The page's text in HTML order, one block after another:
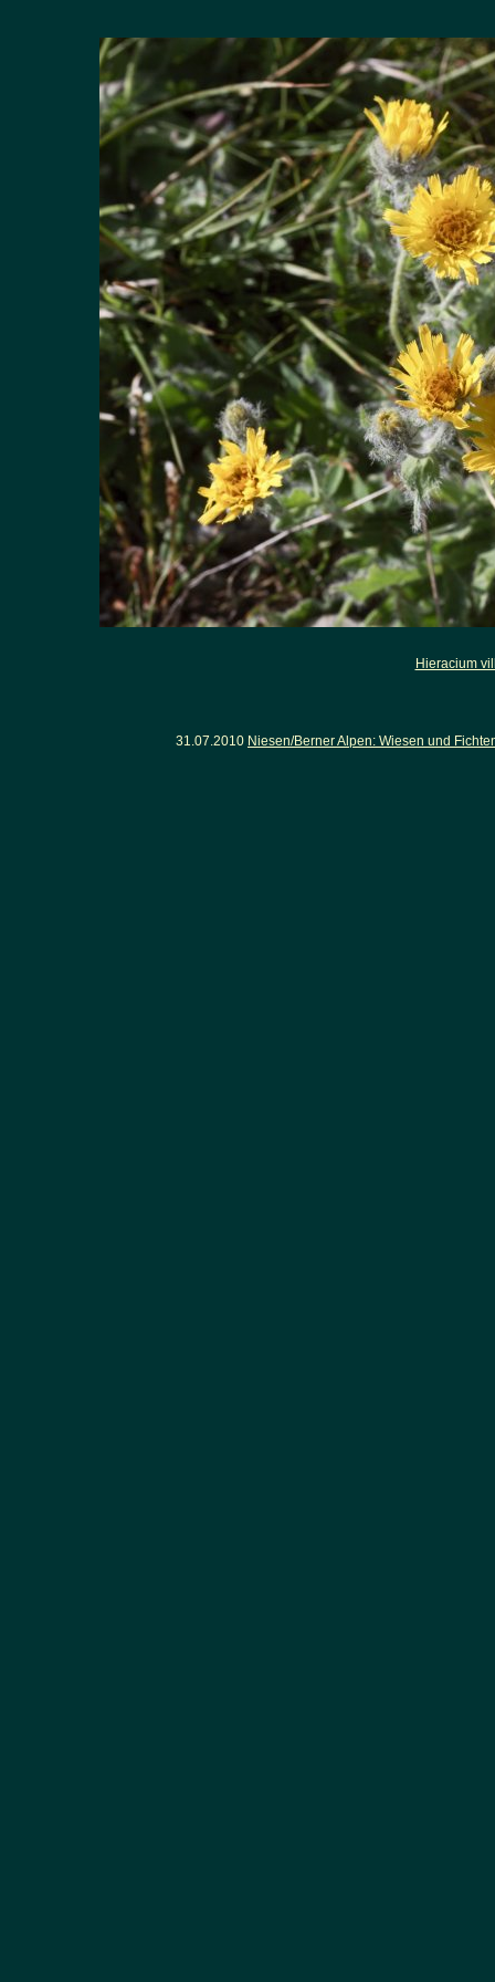
Hieracium
31.07.2010 Niesen/Berner Alpen: Wiesen und